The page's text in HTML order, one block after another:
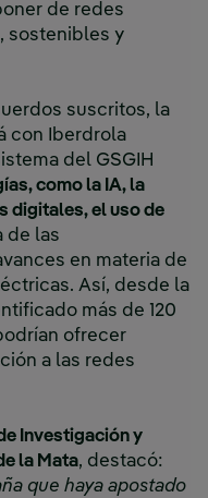
de redes
sostenibles y
suscritos, la
con Iberdrola
del GSGIH
como la IA, la
digitales, el uso de
de las
en materia de
Así, desde la
más de 120
ofrecer
a las redes
Investigación y
la Mata, destacó:
que haya apostado